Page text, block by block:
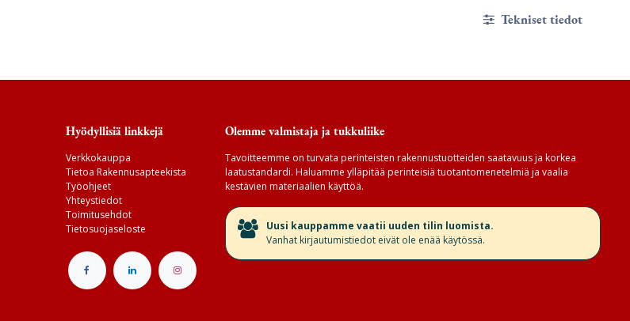
Tekniset tiedot
Hyödyllisiä linkkejä
Verkkokauppa
Tietoa Rakennusapteekista
Työohjeet
Yhteystiedot
Toimitusehdot
Tietosuojaseloste
Olemme valmistaja ja tukkuliike
Tavoitteemme on turvata perinteisten rakennustuotteiden saatavuus ja korkea
laatustandardi. Haluamme ylläpitää perinteisiä tuotantomenetelmiä ja vaalia
kestävien materiaalien käyttöä.
​Uusi kauppamme vaatii uuden tilin luomista.
Vanhat kirjautumistiedot eivät ole enää käytössä.